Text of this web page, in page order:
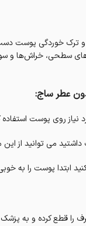
ترک خوردگی پوست
های سطحی،
عطر ساج:
نیاز روی پوست استفاده
می توانید از این
کنید ابتدا پوست را
قطع کرده و به پزشک